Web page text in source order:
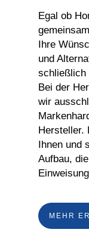
Egal ob
Ihre
und
schließlich
Bei der
wir
Hersteller.
Ihnen und
Aufbau,
MEHR